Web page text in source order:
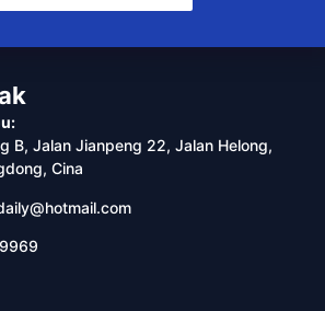
B, Jalan Jianpeng 22, Jalan Helong,
Cina